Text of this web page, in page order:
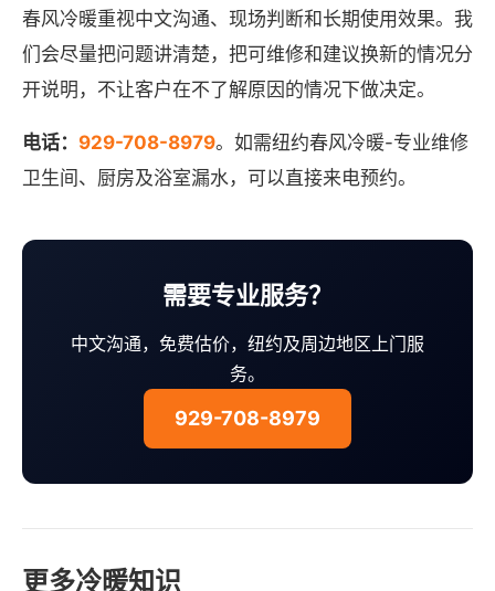
春风冷暖重视中文沟通、现场判断和长期使用效果。我
们会尽量把问题讲清楚，把可维修和建议换新的情况分
开说明，不让客户在不了解原因的情况下做决定。
电话： 929-708-8979。如需纽约春风冷暖-专业维修
卫生间、厨房及浴室漏水，可以直接来电预约。
需要专业服务？
中文沟通，免费估价，纽约及周边地区上门服
务。
929-708-8979
更多冷暖知识